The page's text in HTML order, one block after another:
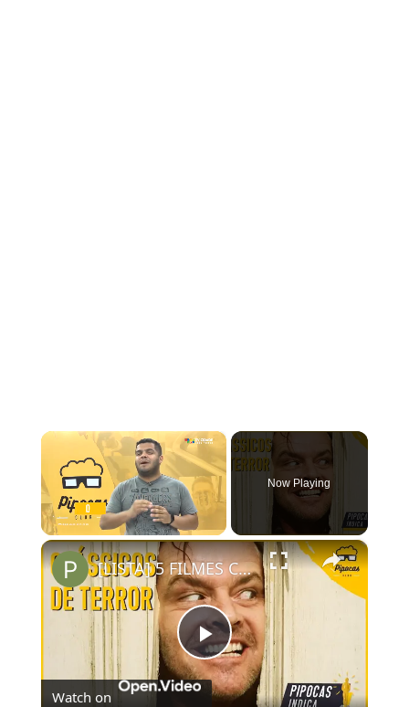
×
Unmute
Now Playing
×
Play
[LISTA] 5 FILMES CLÁSSICOS DE TERROR OBRIGATÓRIOS PRA TODO CINÉFILO
Watch on